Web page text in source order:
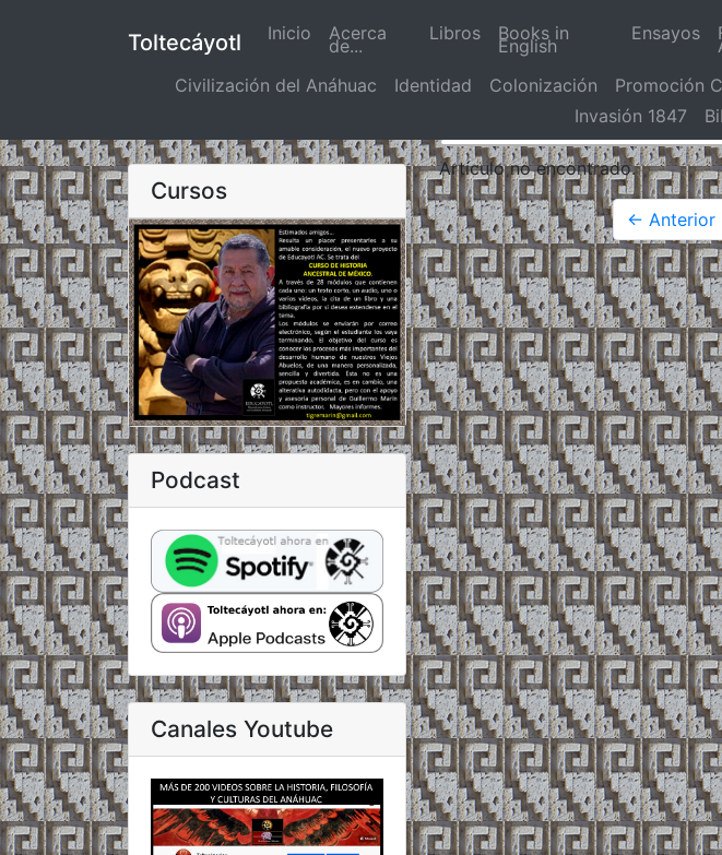
Toltecáyotl Inicio (actual)
Acerca
de...
Libros Books in
English
Ensayos
Civilización del Anáhuac Identidad Colonización Promoción
Invasión 1847
Cursos
Podcast
Canales Youtube
Artículo no encontrado.
← Anterior